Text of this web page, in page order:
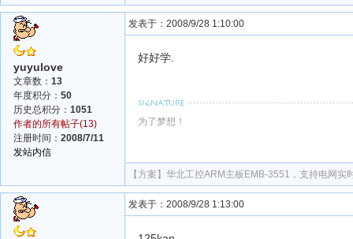
yuyulove
文章数： 13
年度积分： 50
历史总积分： 1051
作者的所有帖子(13)
注册时间： 2008/7/11
发站内信
发表于：2008/9/28 1:10:00
好好学.
为了梦想！
【方案】 华北工控ARM主板EMB-3551，支持电网实
发表于：2008/9/28 1:13:00